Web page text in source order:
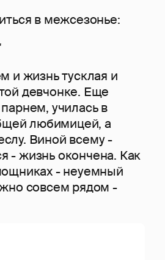
в межсезонье:
и жизнь тусклая и
девчонке. Еще
училась в
любимицей, а
Виной всему -
- жизнь окончена. Как
- неуемный
совсем рядом -